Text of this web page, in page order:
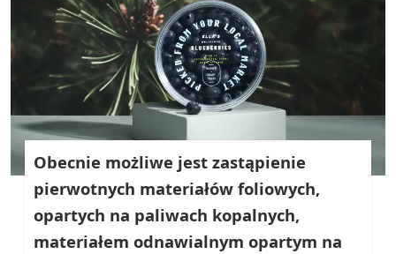
Obecnie możliwe jest zastąpienie
pierwotnych materiałów foliowych,
opartych na paliwach kopalnych,
materiałem odnawialnym opartym na